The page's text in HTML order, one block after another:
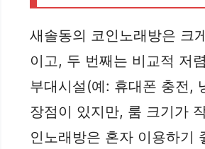
새솔동의 코인노래방은 크
이고, 두 번째는 비교적 저
부대시설(예: 휴대폰 충전,
장점이 있지만, 룸 크기가
인노래방은 혼자 이용하기